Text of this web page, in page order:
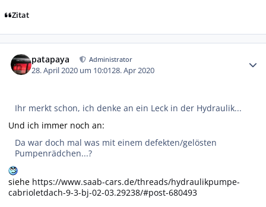
Zitat
patapaya Administrator
28. April 2020 um 10:0128. Apr 2020
Ihr merkt schon, ich denke an ein Leck in der Hydraulik...
Und ich immer noch an:
Da war doch mal was mit einem defekten/gelösten
Pumpenrädchen...?
siehe https://www.saab-cars.de/threads/hydraulikpumpe-
cabrioletdach-9-3-bj-02-03.29238/#post-680493